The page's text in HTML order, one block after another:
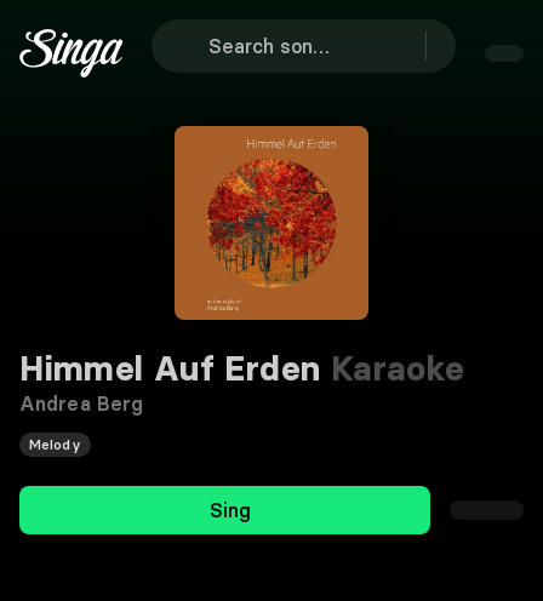
Himmel Auf Erden Karaoke
Andrea Berg
Melody
Sing